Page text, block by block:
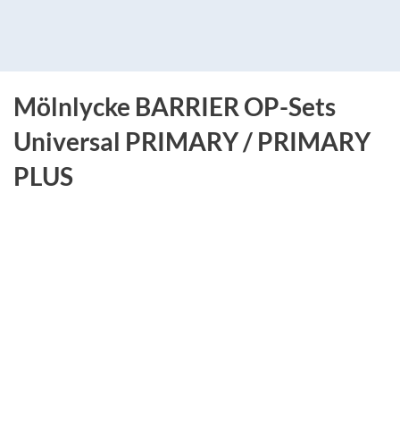
Mölnlycke BARRIER OP-Sets
Universal PRIMARY / PRIMARY
PLUS